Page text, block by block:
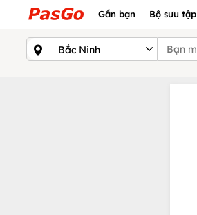
Gần bạn Bộ sưu tập